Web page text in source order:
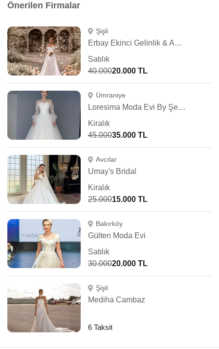
Önerilen Firmalar
Şişli
Erbay Ekinci Gelinlik & Abiye
Satılık
40.00020.000 TL
Ümraniye
Loresima Moda Evi By Şennur Kosif
Kiralık
45.00035.000 TL
Avcılar
Umay's Bridal
Kiralık
25.00015.000 TL
Bakırköy
Gülten Moda Evi
Satılık
30.00020.000 TL
Şişli
Mediha Cambaz
6 Taksit